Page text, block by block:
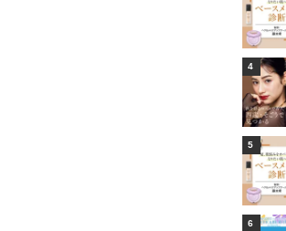
4
5
6